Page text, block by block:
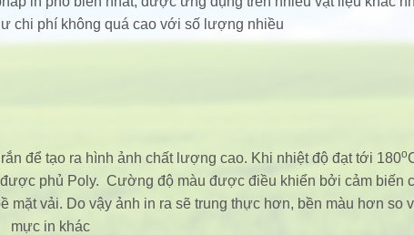
chi phí không quá cao với số lượng nhiều
để tạo ra hình ảnh chất lượng cao. Khi nhiệt độ đạt tới 180o
phủ Poly. Cường độ màu được điều khiển bởi cảm biến
vải. Do vậy ảnh in ra sẽ trung thực hơn, bền màu hơn so
mực in khác